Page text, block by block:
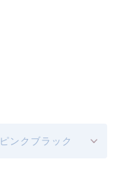
ピンクブラック